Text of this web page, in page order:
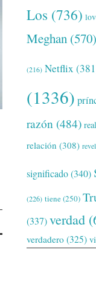
Los (736)
Meghan (570)
(216) Netflix
(1336)
razón (484) real
relación (308)
significado(340)
(226) tiene(250)
(337)verdad
verdadero (325)